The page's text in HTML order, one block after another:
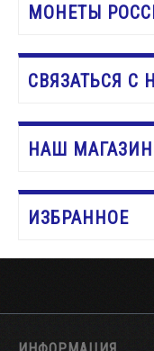
МОНЕТЫ
СВЯЗАТЬСЯ С
НАШ МАГАЗИН
ИЗБРАННОЕ